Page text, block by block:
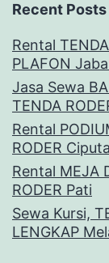
Recent Posts
Rental
PLAFON
Jasa Sewa
TENDA
Rental
RODER
Rental MEJA
RODER Pati
Sewa Kursi,
LENGKAP